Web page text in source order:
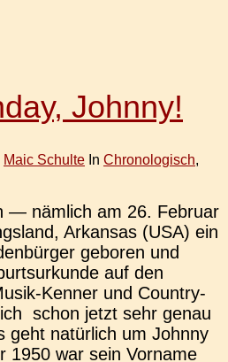
Johnny!
Maic Schulte In Chronologisch,
— näm­lich am 26. Febru­ar
Arkan­sas (USA) ein
gebo­ren und
auf den
Kenner und Coun­­try-
schon jetzt sehr genau
natür­lich um Johnny
1950 war sein Vor­na­me